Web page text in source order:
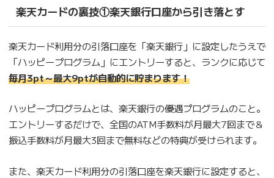
楽天カードの裏技①楽天銀行口座から引き落とす
楽天カード利用分の引落口座を「楽天銀行」に設定したうえで
「ハッピープログラム」にエントリーすると、ランクに応じて
毎月3pt～最大9ptが自動的に貯まります！
ハッピープログラムとは、楽天銀行の優遇プログラムのこと。
エントリーするだけで、全国のATM手数料が月最大7回まで＆
振込手数料が月最大3回まで無料などの特典が受けられます。
また、楽天カード利用分の引落口座を楽天銀行に設定すると、